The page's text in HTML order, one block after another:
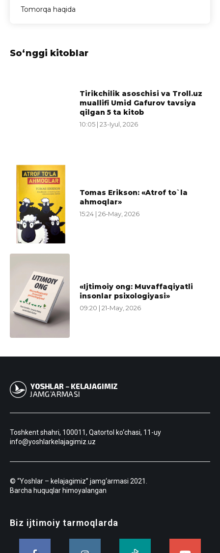
Tomorqa haqida
So‘nggi kitoblar
Tirikchilik asoschisi va Troll.uz
muallifi Umid Gafurov tavsiya
qilgan 5 ta kitob
10:05 | 23-Iyul, 2026
Tomas Erikson: «Atrof to`la
ahmoqlar»
15:24 | 26-May, 2026
«Ijtimoiy ong: Muvaffaqiyatli
insonlar psixologiyasi»
09:20 | 21-May, 2026
Toshkent shahri, 100011, Qatortol ko‘chasi, 11-uy
info@yoshlarkelajagimiz.uz
© “Yoshlar – kelajagimiz” jamg‘armasi 2021.
Barcha huquqlar himoyalangan
Biz ijtimoiy tarmoqlarda